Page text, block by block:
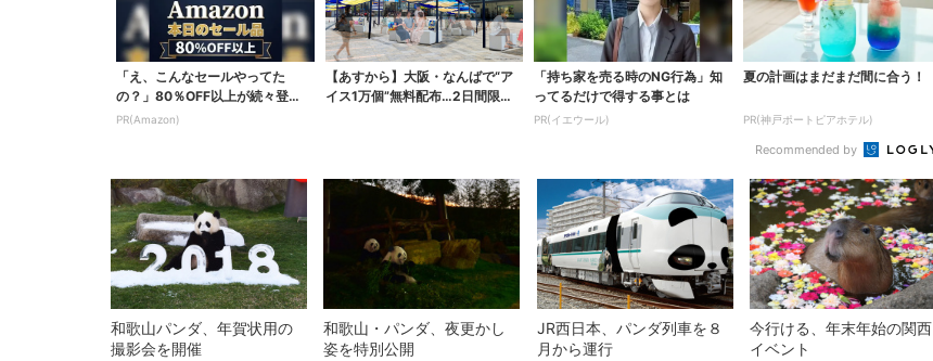
「え、こんなセールやってた
の？」80％OFF以上が続々登
場！Amazonの本気が...
PR(Amazon)
【あすから】大阪・なんばで“ア
イス1万個”無料配布…2日間限定
「持ち家を売る時のNG行為」知
ってるだけで得する事とは
PR(イエウール)
夏の計画はまだまだ間に合う！
PR(神戸ポートピアホテル)
Recommended by
和歌山パンダ、年賀状用の
撮影会を開催
和歌山・パンダ、夜更かし
姿を特別公開
JR西日本、パンダ列車を８
月から運行
今行ける、年末年始の関西
イベント